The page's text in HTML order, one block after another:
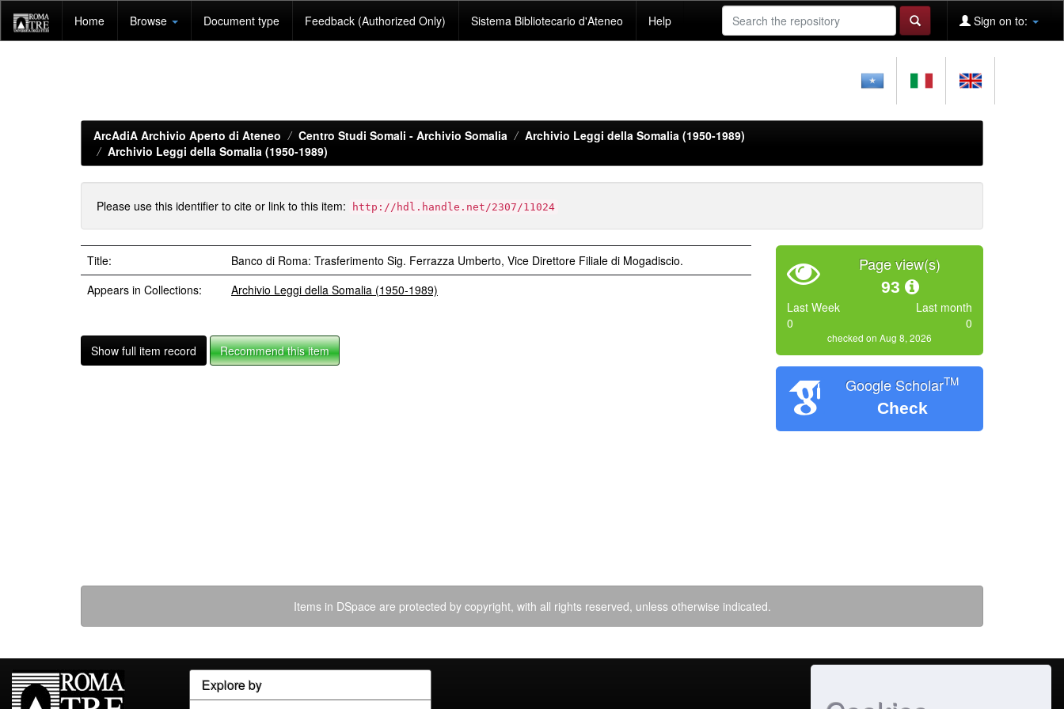
navigation
Home Browse Document type Feedback (Authorized Only) Sistema Bibliotecario d'Ateneo Help Sign on to:
ArcAdiA Archivio Aperto di Ateneo Centro Studi Somali - Archivio Somalia
Archivio Leggi della Somalia (1950-1989)
Archivio Leggi della Somalia (1950-1989)
Please use this identifier to cite or link to this item: http://hdl.handle.net/2307/11024
Title:
Banco di Roma: Trasferimento Sig. Ferrazza Umberto, Vice Direttore Filiale di Mogadiscio.
Appears in Collections:
Archivio Leggi della Somalia (1950-1989)
Show full item record Recommend this item
Page view(s)
93
Last Week
0
Last month
0
checked on Aug 8, 2026
Google ScholarTM
Check
Items in DSpace are protected by copyright, with all rights reserved, unless otherwise indicated.
Explore by